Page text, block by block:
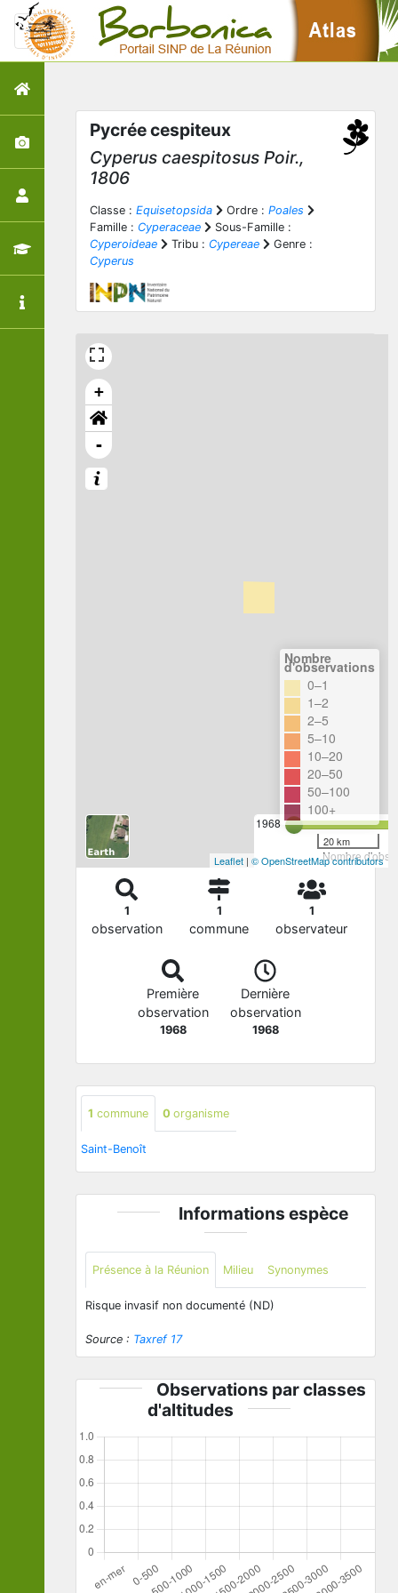
Pycrée cespiteux
Cyperus caespitosus Poir.,
1806
Classe : Equisetopsida Ordre : Poales
Famille : Cyperaceae
Sous-Famille :
Cyperoideae
Tribu : Cypereae
Genre :
Cyperus
+
-
1968
Nombre
Nombre
d'observations
0–1
1–2
2–5
5–10
10–20
20–50
50–100
100+
20 km
Leaflet | © OpenStreetMap contributors
1
observation
1
commune
1
observateur
Première
observation
1968
Dernière
observation
1968
1 commune 0 organisme
Saint-Benoît
Informations espèce
Présence à la Réunion Milieu Synonymes
Risque invasif non documenté (ND)
Source : Taxref 17
Observations par classes
d'altitudes